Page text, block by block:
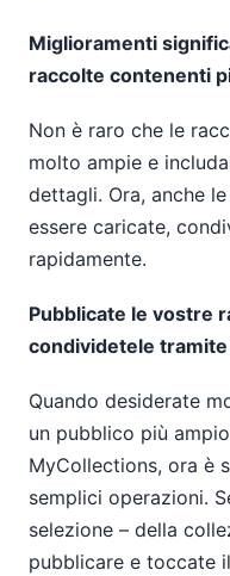
Miglioramenti
raccolte contenenti
Non è raro che le
molto ampie e
dettagli. Ora, anche
essere caricate,
rapidamente.
Pubblicate le vostre
condividetele tramite
Quando desiderate
un pubblico più
MyCollections, ora è
semplici operazioni.
selezione – della
pubblicare e toccate